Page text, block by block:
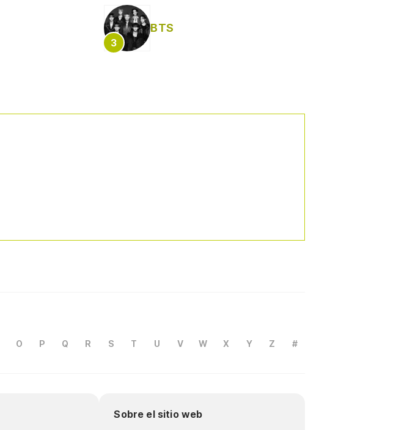
BTS
O P Q R S T U V W X Y Z #
Sobre el sitio web